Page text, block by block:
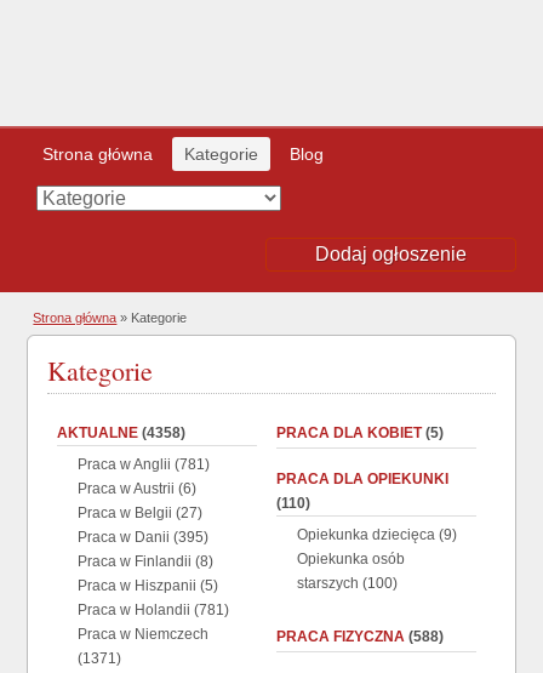
Strona główna Kategorie Blog
Dodaj ogłoszenie
Strona główna » Kategorie
Kategorie
AKTUALNE (4358)
Praca w Anglii (781)
Praca w Austrii (6)
Praca w Belgii (27)
Praca w Danii (395)
Praca w Finlandii (8)
Praca w Hiszpanii (5)
Praca w Holandii (781)
Praca w Niemczech
(1371)
PRACA DLA KOBIET(5)
PRACA DLA OPIEKUNKI
(110)
Opiekunka dziecięca (9)
Opiekunka osób
starszych (100)
PRACA FIZYCZNA (588)